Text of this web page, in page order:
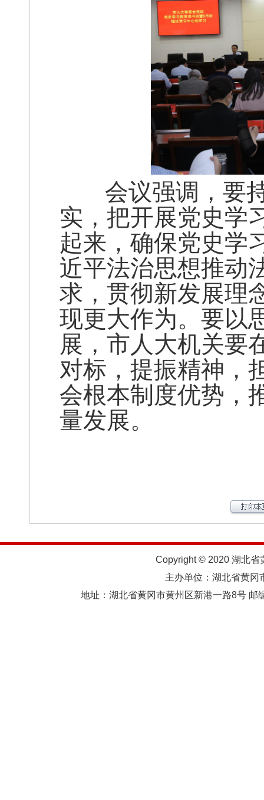
会议强调，要持
实，把开展党史学
起来，确保党史学
近平法治思想推动
求，贯彻新发展理
现更大作为。要以
展，市人大机关要
对标，提振精神，
会根本制度优势，
量发展。
Copyright © 2020 湖北省
主办单位：湖北省黄
地址：湖北省黄冈市黄州区新港一路8号